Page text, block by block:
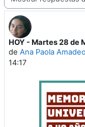
HOY - Martes 28 de
de Ana Paola Amadeo
14:17
Número de